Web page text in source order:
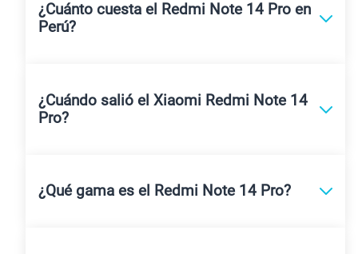
¿Cuánto cuesta el Redmi Note 14 Pro en
Perú?
¿Cuándo salió el Xiaomi Redmi Note 14
Pro?
¿Qué gama es el Redmi Note 14 Pro?